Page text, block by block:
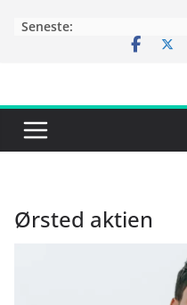
Seneste:
Ørsted aktien